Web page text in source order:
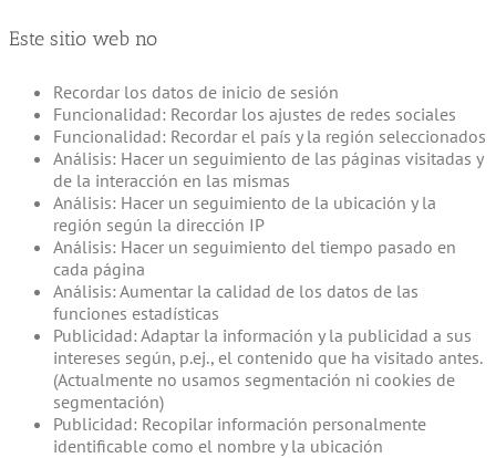
Este sitio web no
Recordar los datos de inicio de sesión
Funcionalidad: Recordar los ajustes de redes sociales
Funcionalidad: Recordar el país y la región seleccionados
Análisis: Hacer un seguimiento de las páginas visitadas y
de la interacción en las mismas
Análisis: Hacer un seguimiento de la ubicación y la
región según la dirección IP
Análisis: Hacer un seguimiento del tiempo pasado en
cada página
Análisis: Aumentar la calidad de los datos de las
funciones estadísticas
Publicidad: Adaptar la información y la publicidad a sus
intereses según, p.ej., el contenido que ha visitado antes.
(Actualmente no usamos segmentación ni cookies de
segmentación)
Publicidad: Recopilar información personalmente
identificable como el nombre y la ubicación